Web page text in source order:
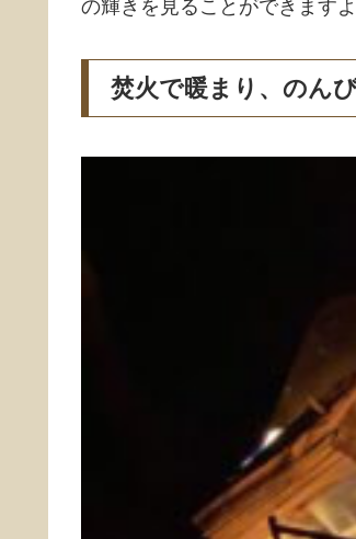
の輝きを見ることができますよ
焚火で暖まり、のん